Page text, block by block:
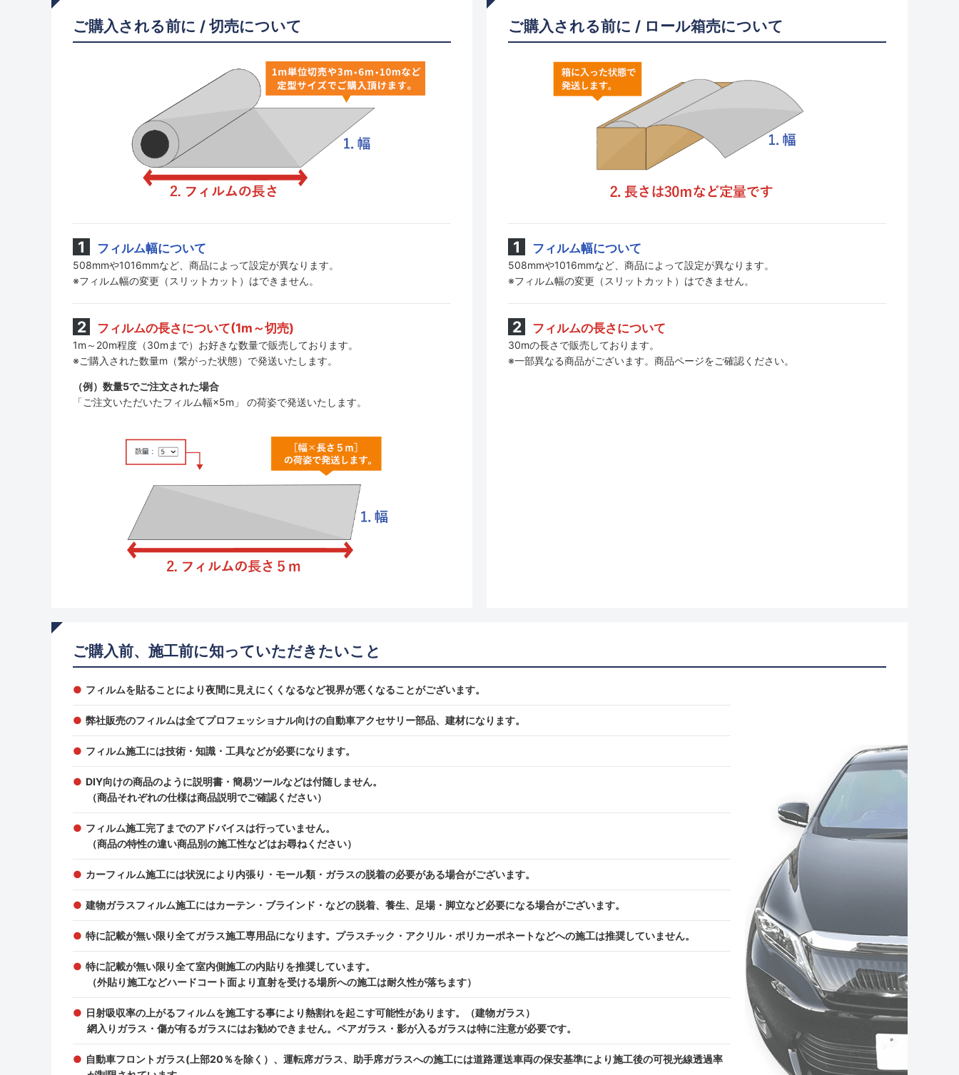
ご購入される前に / 切売について
フィルム幅について
508mmや1016mmなど、商品によって設定が異なります。
※フィルム幅の変更（スリットカット）はできません。
フィルムの長さについて(1m～切売)
1m～20m程度（30mまで）お好きな数量で販売しております。
※ご購入された数量m（繋がった状態）で発送いたします。
（例）数量5でご注文された場合
「ご注文いただいたフィルム幅×5m」 の荷姿で発送いたします。
ご購入される前に / ロール箱売について
フィルム幅について
508mmや1016mmなど、商品によって設定が異なります。
※フィルム幅の変更（スリットカット）はできません。
フィルムの長さについて
30mの長さで販売しております。
※一部異なる商品がございます。商品ページをご確認ください。
ご購入前、施工前に知っていただきたいこと
フィルムを貼ることにより夜間に見えにくくなるなど視界が悪くなることがございます。
弊社販売のフィルムは全てプロフェッショナル向けの自動車アクセサリー部品、建材になります。
フィルム施工には技術・知識・工具などが必要になります。
DIY向けの商品のように説明書・簡易ツールなどは付随しません。
（商品それぞれの仕様は商品説明でご確認ください）
フィルム施工完了までのアドバイスは行っていません。
（商品の特性の違い商品別の施工性などはお尋ねください）
カーフィルム施工には状況により内張り・モール類・ガラスの脱着の必要がある場合がございます。
建物ガラスフィルム施工にはカーテン・ブラインド・などの脱着、養生、足場・脚立など必要になる場合がございます。
特に記載が無い限り全てガラス施工専用品になります。プラスチック・アクリル・ポリカーポネートなどへの施工は推奨していません。
特に記載が無い限り全て室内側施工の内貼りを推奨しています。
（外貼り施工などハードコート面より直射を受ける場所への施工は耐久性が落ちます）
日射吸収率の上がるフィルムを施工する事により熱割れを起こす可能性があります。（建物ガラス）
網入りガラス・傷が有るガラスにはお勧めできません。ペアガラス・影が入るガラスは特に注意が必要です。
自動車フロントガラス(上部20％を除く）、運転席ガラス、助手席ガラスへの施工には道路運送車両の保安基準により施工後の可視光線透過率